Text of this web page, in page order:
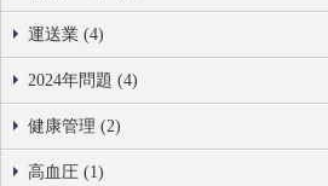
運送業 (4)
2024年問題 (4)
健康管理 (2)
高血圧 (1)